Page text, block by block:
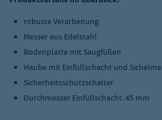
robuste Verarbeitung
Messer aus Edelstahl
Bodenplatte mit Saugfüßen
Haube mit Einfüllschacht und
Sicherheitsschutzschalter
Durchmesser Einfüllschacht: 45 mm